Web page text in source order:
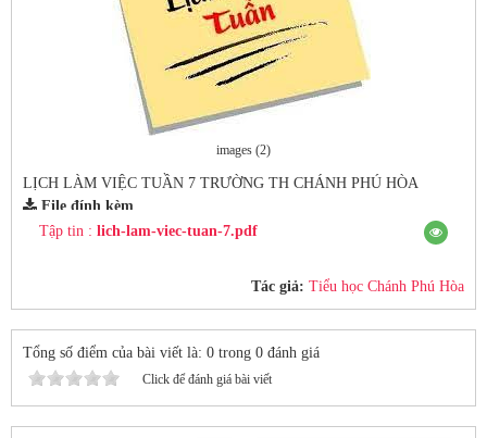
images (2)
LỊCH LÀM VIỆC TUẦN 7 TRƯỜNG TH CHÁNH PHÚ HÒA
File đính kèm
Tập tin : lich-lam-viec-tuan-7.pdf
Tác giả: Tiểu học Chánh Phú Hòa
Tổng số điểm của bài viết là: 0 trong 0 đánh giá
Click để đánh giá bài viết